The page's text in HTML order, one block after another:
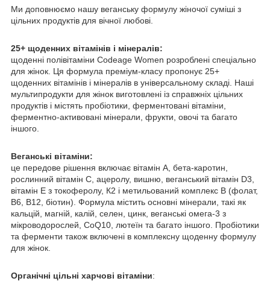
Ми доповнюємо нашу веганську формулу жіночої суміші з
цільних продуктів для вічної любові.
25+ щоденних вітамінів і мінералів:
щоденні полівітаміни Codeage Women розроблені спеціально
для жінок. Ця формула преміум-класу пропонує 25+
щоденних вітамінів і мінералів в універсальному складі. Наші
мультипродукти для жінок виготовлені із справжніх цільних
продуктів і містять пробіотики, ферментовані вітаміни,
ферментно-активовані мінерали, фрукти, овочі та багато
іншого.
Веганські вітаміни:
це передове рішення включає вітамін А, бета-каротин,
рослинний вітамін С, ацеролу, вишню, веганський вітамін D3,
вітамін Е з токоферолу, К2 і метильований комплекс В (фолат,
В6, В12, біотин). Формула містить основні мінерали, такі як
кальцій, магній, калій, селен, цинк, веганські омега-3 з
мікроводорослей, CoQ10, лютеїн та багато іншого. Пробіотики
та ферменти також включені в комплексну щоденну формулу
для жінок.
Органічні цільні харчові вітаміни: